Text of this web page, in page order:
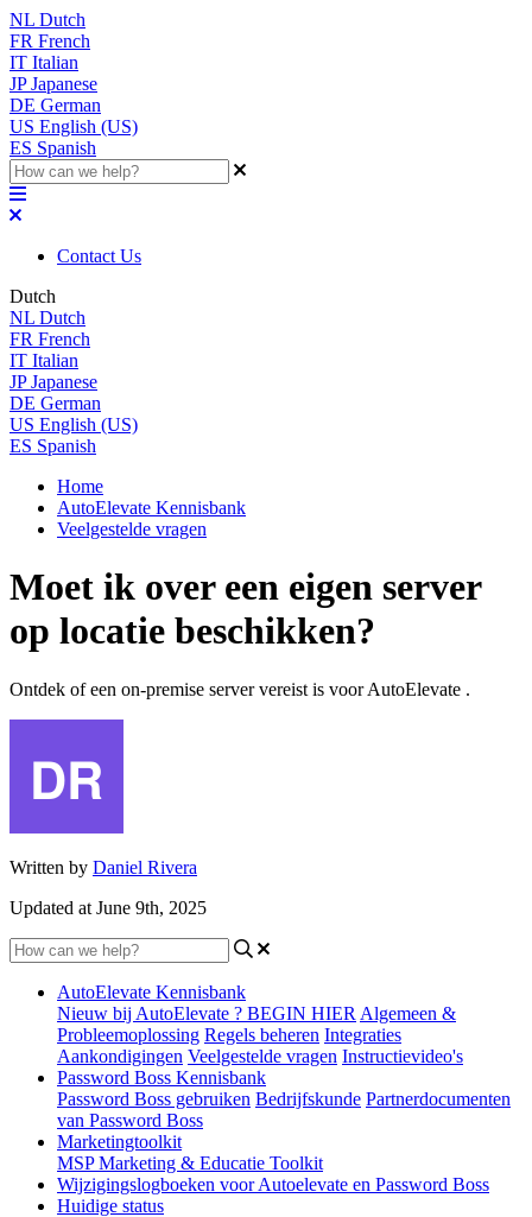
NL Dutch
FR French
IT Italian
JP Japanese
DE German
US English (US)
ES Spanish
Contact Us
Dutch
NL Dutch
FR French
IT Italian
JP Japanese
DE German
US English (US)
ES Spanish
Home
AutoElevate Kennisbank
Veelgestelde vragen
Moet ik over een eigen server
op locatie beschikken?
Ontdek of een on-premise server vereist is voor AutoElevate .
Written by Daniel Rivera
Updated at June 9th, 2025
AutoElevate Kennisbank
Nieuw bij AutoElevate ? BEGIN HIER Algemeen &
Probleemoplossing Regels beheren Integraties
Aankondigingen Veelgestelde vragen Instructievideo's
Password Boss Kennisbank
Password Boss gebruiken Bedrijfskunde Partnerdocumenten
van Password Boss
Marketingtoolkit
MSP Marketing & Educatie Toolkit
Wijzigingslogboeken voor Autoelevate en Password Boss
Huidige status